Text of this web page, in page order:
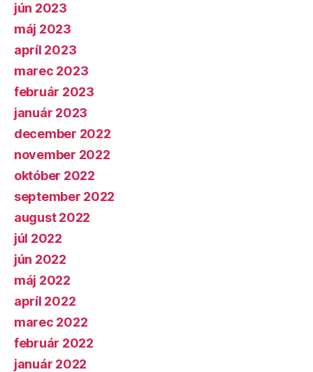
jún 2023
máj 2023
apríl 2023
marec 2023
február 2023
január 2023
december 2022
november 2022
október 2022
september 2022
august 2022
júl 2022
jún 2022
máj 2022
apríl 2022
marec 2022
február 2022
január 2022